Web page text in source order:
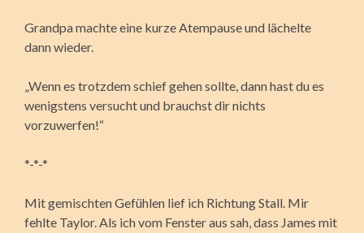
Grandpa machte eine kurze Atempause und lächelte
dann wieder.
„Wenn es trotzdem schief gehen sollte, dann hast du es
wenigstens versucht und brauchst dir nichts
vorzuwerfen!“
*-*-*
Mit gemischten Gefühlen lief ich Richtung Stall. Mir
fehlte Taylor. Als ich vom Fenster aus sah, dass James mit